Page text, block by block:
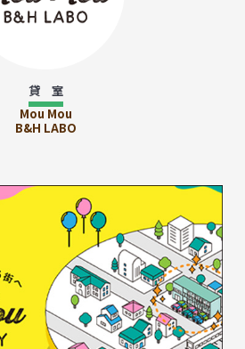
貸 室
Mou Mou
B&H LABO